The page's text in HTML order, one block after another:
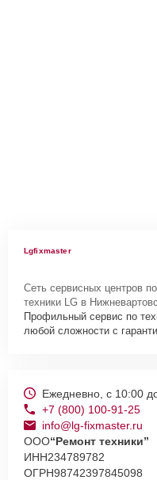
Lgfixmaster
Сеть сервисных центров
техники LG в
Профильный сервис по
любой сложности с
Ежедневно, с 10:00
+7 (800) 100-91-25
info@lg-fixmaster.ru
ООО“Ремонт техники”
ИНН234789782
ОГРН98742397845098